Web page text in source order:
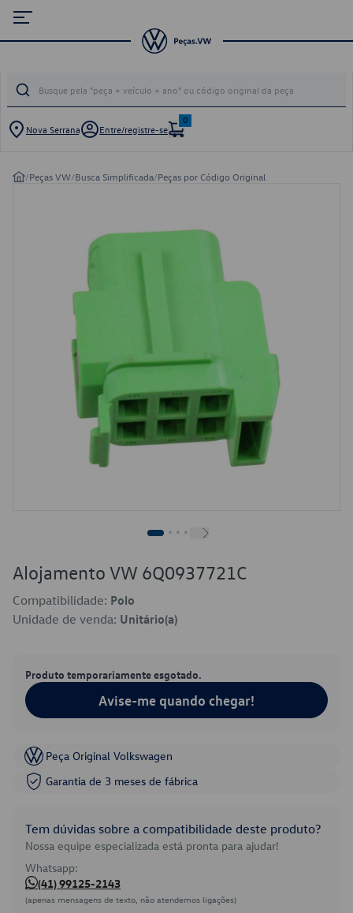
Nova Serrana Entre/registre-se
0
/Peças VW/Busca Simplificada/Peças por Código Original
Alojamento VW 6Q0937721C
Compatibilidade: Polo
Unidade de venda: Unitário(a)
Produto temporariamente esgotado.
Avise-me quando chegar!
Peça Original Volkswagen
Garantia de 3 meses de fábrica
Tem dúvidas sobre a compatibilidade deste produto?
Nossa equipe especializada está pronta para ajudar!
Whatsapp:
(41) 99125-2143
(apenas mensagens de texto, não atendemos ligações)